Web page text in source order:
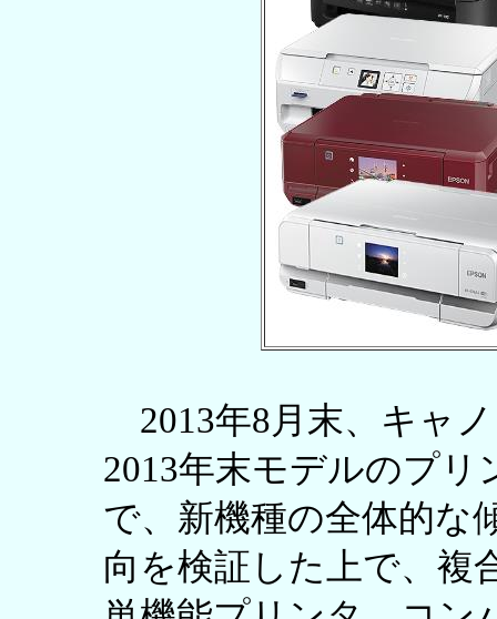
2013年8月末、キャ
2013年末モデルのプ
で、新機種の全体的な
向を検証した上で、複